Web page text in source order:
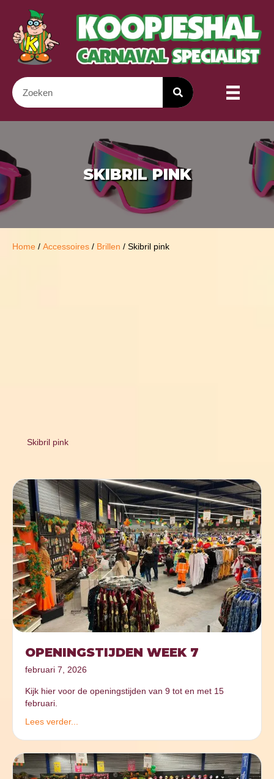
SKIBRIL PINK
Home / Accessoires / Brillen / Skibril pink
Skibril pink
OPENINGSTIJDEN WEEK 7
februari 7, 2026
Kijk hier voor de openingstijden van 9 tot en met 15
februari.
Lees verder...